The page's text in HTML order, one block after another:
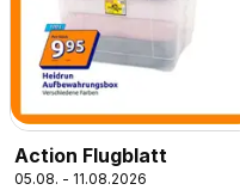
Action Flugblatt
05.08. - 11.08.2026